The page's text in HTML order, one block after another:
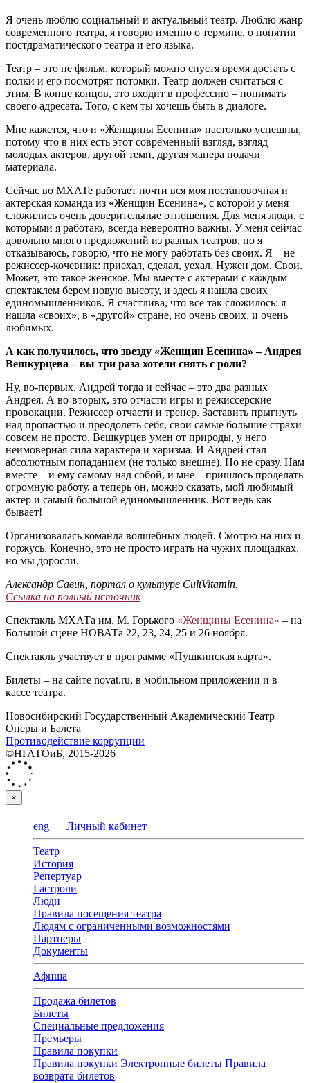
Я очень люблю социальный и актуальный театр. Люблю жанр
современного театра, я говорю именно о термине, о понятии
постдраматического театра и его языка.
Театр – это не фильм, который можно спустя время достать с
полки и его посмотрят потомки. Театр должен считаться с
этим. В конце концов, это входит в профессию – понимать
своего адресата. Того, с кем ты хочешь быть в диалоге.
Мне кажется, что и «Женщины Есенина» настолько успешны,
потому что в них есть этот современный взгляд, взгляд
молодых актеров, другой темп, другая манера подачи
материала.
Сейчас во МХАТе работает почти вся моя постановочная и
актерская команда из «Женщин Есенина», с которой у меня
сложились очень доверительные отношения. Для меня люди, с
которыми я работаю, всегда невероятно важны. У меня сейчас
довольно много предложений из разных театров, но я
отказываюсь, говорю, что не могу работать без своих. Я – не
режиссер-кочевник: приехал, сделал, уехал. Нужен дом. Свои.
Может, это такое женское. Мы вместе с актерами с каждым
спектаклем берем новую высоту, и здесь я нашла своих
единомышленников. Я счастлива, что все так сложилось: я
нашла «своих», в «другой» стране, но очень своих, и очень
любимых.
А как получилось, что звезду «Женщин Есенина» – Андрея
Вешкурцева – вы три раза хотели снять с роли?
Ну, во-первых, Андрей тогда и сейчас – это два разных
Андрея. А во-вторых, это отчасти игры и режиссерские
провокации. Режиссер отчасти и тренер. Заставить прыгнуть
над пропастью и преодолеть себя, свои самые большие страхи
совсем не просто. Вешкурцев умен от природы, у него
неимоверная сила характера и харизма. И Андрей стал
абсолютным попаданием (не только внешне). Но не сразу. Нам
вместе – и ему самому над собой, и мне – пришлось проделать
огромную работу, а теперь он, можно сказать, мой любимый
актер и самый большой единомышленник. Вот ведь как
бывает!
Организовалась команда волшебных людей. Смотрю на них и
горжусь. Конечно, это не просто играть на чужих площадках,
но мы доросли.
Александр Савин, портал о культуре CultVitamin.
Ссылка на полный источник
Спектакль МХАТа им. М. Горького «Женщины Есенина» – на
Большой сцене НОВАТа 22, 23, 24, 25 и 26 ноября.
Спектакль участвует в программе «Пушкинская карта».
Билеты – на сайте novat.ru, в мобильном приложении и в
кассе театра.
Новосибирский Государственный Академический Театр
Оперы и Балета
Противодействие коррупции
©НГАТОиБ, 2015-2026
×
eng Личный кабинет
Театр
История
Репертуар
Гастроли
Люди
Правила посещения театра
Людям с ограниченными возможностями
Партнеры
Документы
Афиша
Продажа билетов
Билеты
Специальные предложения
Премьеры
Правила покупки
Правила покупки Электронные билеты Правила
возврата билетов